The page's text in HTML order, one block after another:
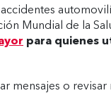
Mundial de la
para quienes
mensajes o